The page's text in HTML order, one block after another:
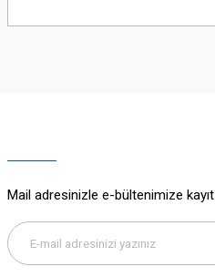
yetersiz gördüğünüz noktaları öneri
Bu ürüne benzer farklı alternatifler
Mail adresinizle e-bültenimize